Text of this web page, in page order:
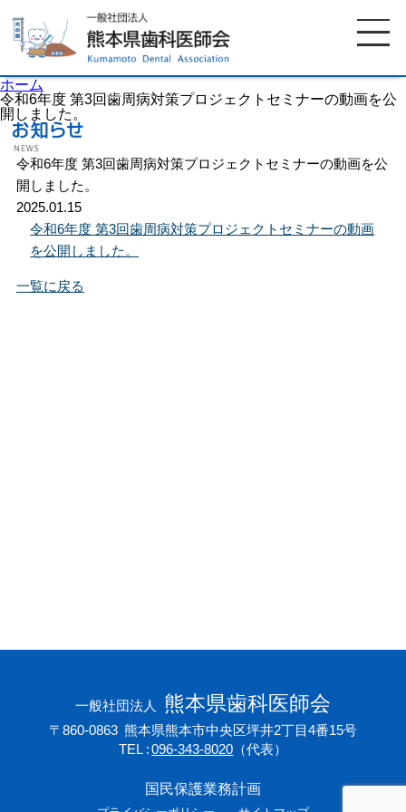
ホーム
令和6年度 第3回歯周病対策プロジェクトセミナーの動画を公
開しました。
令和6年度 第3回歯周病対策プロジェクトセミナーの動画を公
開しました。
2025.01.15
令和6年度 第3回歯周病対策プロジェクトセミナーの動画
を公開しました。
一覧に戻る
一般社団法人 熊本県歯科医師会
〒860-0863 熊本県熊本市中央区坪井2丁目4番15号
TEL
096-343-8020 （代表）
国民保護業務計画
ホーム 歯科医師会について
歯科医院検索
イベント案内